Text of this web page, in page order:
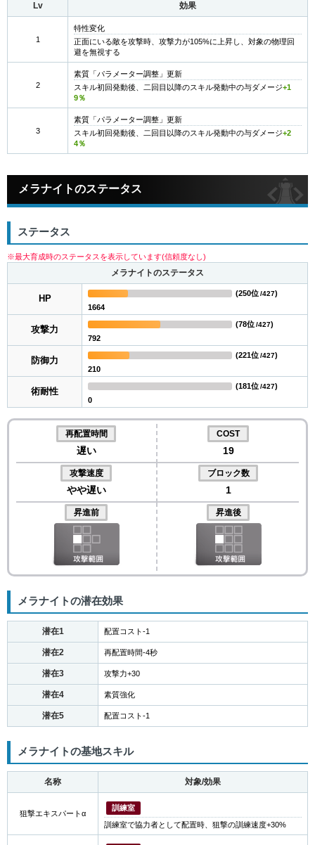
Lv 効果
1
特性変化
正面にいる敵を攻撃時、攻撃力が105%に上昇し、対象の物理回
避を無視する
2
素質「パラメーター調整」更新
スキル初回発動後、二回目以降のスキル発動中の与ダメージ+1
9％
3
素質「パラメーター調整」更新
スキル初回発動後、二回目以降のスキル発動中の与ダメージ+2
4％
メラナイトのステータス
ステータス
※最大育成時のステータスを表示しています(信頼度なし)
メラナイトのステータス
HP
1664
(250位/427)
攻撃力
792
(78位/427)
防御力
210
(221位/427)
術耐性
0
(181位/427)
再配置時間
遅い
COST
19
攻撃速度
やや遅い
ブロック数
1
昇進前 昇進後
メラナイトの潜在効果
潜在1 配置コスト-1
潜在2 再配置時間-4秒
潜在3 攻撃力+30
潜在4 素質強化
潜在5 配置コスト-1
メラナイトの基地スキル
名称 対象/効果
狙撃エキスパートα
訓練室
訓練室で協力者として配置時、狙撃の訓練速度+30%